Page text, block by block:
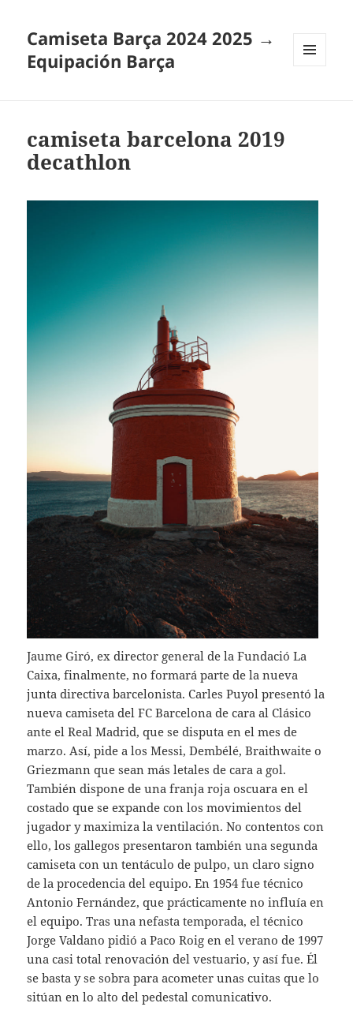
Camiseta Barça 2024 2025 →
Equipación Barça
camiseta barcelona 2019
decathlon
Jaume Giró, ex director general de la Fundació La
Caixa, finalmente, no formará parte de la nueva
junta directiva barcelonista. Carles Puyol presentó la
nueva camiseta del FC Barcelona de cara al Clásico
ante el Real Madrid, que se disputa en el mes de
marzo. Así, pide a los Messi, Dembélé, Braithwaite o
Griezmann que sean más letales de cara a gol.
También dispone de una franja roja oscuara en el
costado que se expande con los movimientos del
jugador y maximiza la ventilación. No contentos con
ello, los gallegos presentaron también una segunda
camiseta con un tentáculo de pulpo, un claro signo
de la procedencia del equipo. En 1954 fue técnico
Antonio Fernández, que prácticamente no influía en
el equipo. Tras una nefasta temporada, el técnico
Jorge Valdano pidió a Paco Roig en el verano de 1997
una casi total renovación del vestuario, y así fue. Él
se basta y se sobra para acometer unas cuitas que lo
sitúan en lo alto del pedestal comunicativo.